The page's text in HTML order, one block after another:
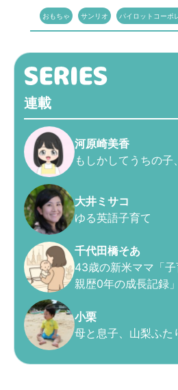
おもちゃ サンリオ パイロットコーポ
連載
河原崎美香
もしかしてうちの子
大井ミサコ
ゆる英語子育て
千代田橋そあ
43歳の新米ママ「
親歴0年の成長記録」
小栗
母と息子、山梨ふた